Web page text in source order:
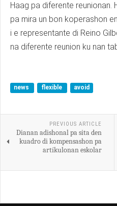
Haag pa diferente
pa mira un bon koperashon
i e representante di Reino
na diferente reunion ku nan
news flexible avoid
PREVIOUS ARTICLE
Dianan adishonal pa sita den
kuadro di kompensashon pa
artíkulonan eskolar